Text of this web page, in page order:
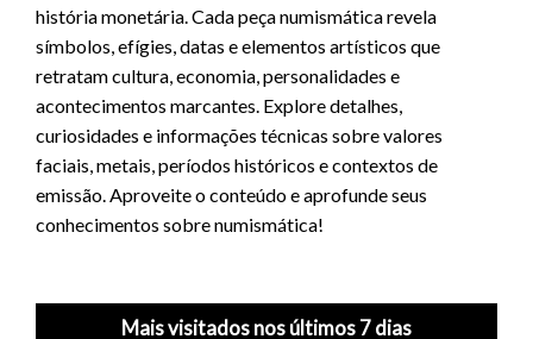
história monetária. Cada peça numismática revela
símbolos, efígies, datas e elementos artísticos que
retratam cultura, economia, personalidades e
acontecimentos marcantes. Explore detalhes,
curiosidades e informações técnicas sobre valores
faciais, metais, períodos históricos e contextos de
emissão. Aproveite o conteúdo e aprofunde seus
conhecimentos sobre numismática!
Mais visitados nos últimos 7 dias